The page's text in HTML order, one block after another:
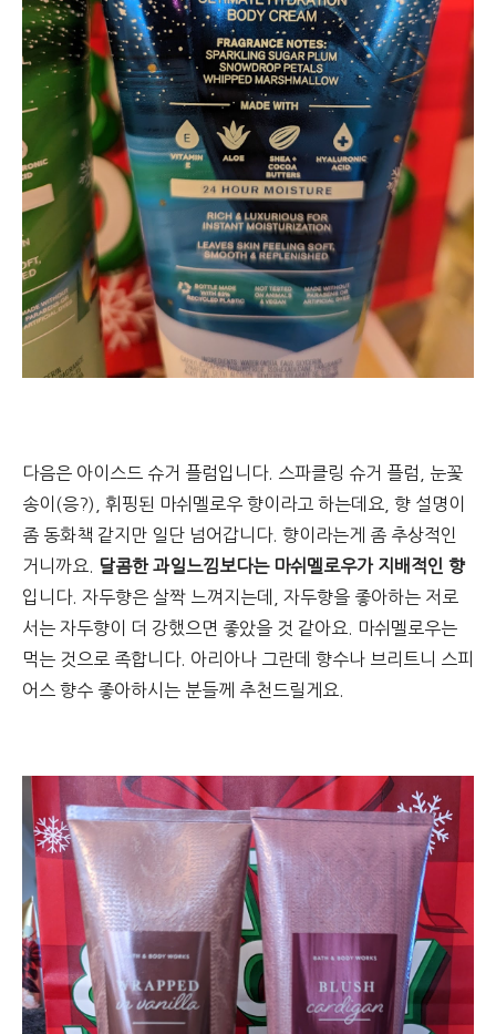
다음은 아이스드 슈거 플럼입니다. 스파클링 슈거 플럼, 눈꽃
송이(응?), 휘핑된 마쉬멜로우 향이라고 하는데요, 향 설명이
좀 동화책 같지만 일단 넘어갑니다. 향이라는게 좀 추상적인
거니까요.
달콤한 과일느낌보다는 마쉬멜로우가 지배적인 향
입니다. 자두향은 살짝 느껴지는데, 자두향을 좋아하는 저로
서는 자두향이 더 강했으면 좋았을 것 같아요. 마쉬멜로우는
먹는 것으로 족합니다. 아리아나 그란데 향수나 브리트니 스피
어스 향수 좋아하시는 분들께 추천드릴게요.